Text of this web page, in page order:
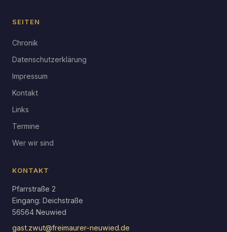
SEITEN
Chronik
Datenschutzerklärung
Impressum
Kontakt
Links
Termine
Wer wir sind
KONTAKT
Pfarrstraße 2
Eingang: Deichstraße
56564 Neuwied
gast.zwut@freimaurer-neuwied.de